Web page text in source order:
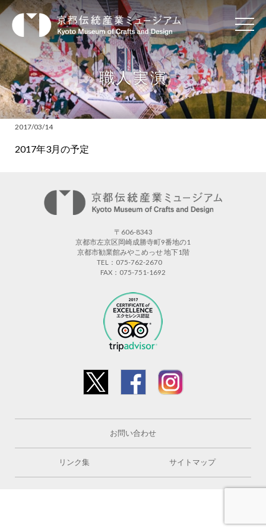
職人実演
2017/03/14
2017年3月の予定
〒606-8343
京都市左京区岡崎成勝寺町9番地の1
京都市勧業館みやこめっせ 地下1階
TEL：075-762-2670
FAX：075-751-1692
お問い合わせ
リンク集 サイトマップ